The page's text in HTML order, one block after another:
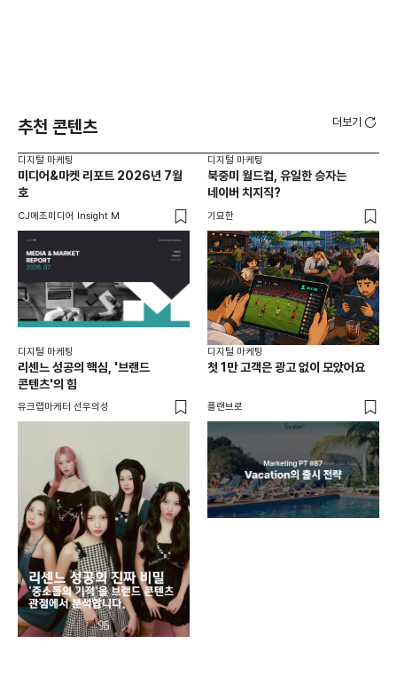
추천 콘텐츠 더보기
디지털 마케팅
미디어&마켓 리포트 2026년 7월
호
CJ메조미디어 Insight M
디지털 마케팅
북중미 월드컵, 유일한 승자는
네이버 치지직?
기묘한
디지털 마케팅
리센느 성공의 핵심, '브랜드
콘텐츠'의 힘
유크랩마케터 선우의성
디지털 마케팅
첫 1만 고객은 광고 없이 모았어요
플랜브로